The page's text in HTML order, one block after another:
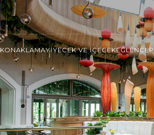
KONAKLAMAYİYECEK VE İÇECEKEĞLENCE